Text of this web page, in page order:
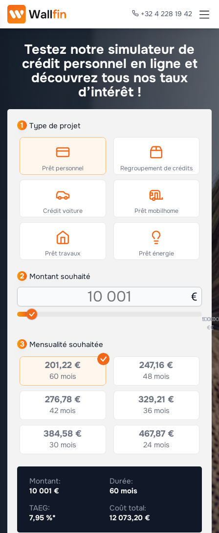
+32 4 228 19 42
Testez notre simulateur de
crédit personnel en ligne et
découvrez tous nos taux
d’intérêt !
1 Type de projet
Prêt personnel Regroupement de crédits
Crédit voiture Prêt mobilhome
Prêt travaux Prêt énergie
2 Montant souhaité
5.001
€€
3 Mensualité souhaitée
201,22 €
60 mois
247,16 €
48 mois
276,78 €
42 mois
329,21 €
36 mois
384,58 €
30 mois
467,87 €
24 mois
Montant:
10 001 €
Durée:
60 mois
TAEG:
7,95 %*
Coût total:
12 073,20 €